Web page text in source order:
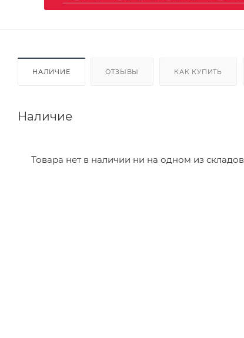
НАЛИЧИЕ ОТЗЫВЫ КАК КУПИТЬ
Наличие
Товара нет в наличии ни на одном из складов